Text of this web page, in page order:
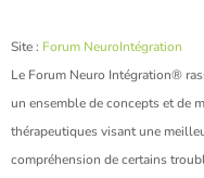
Site : Forum NeuroIntégration
Le Forum Neuro Intégration®
un ensemble de concepts et de
thérapeutiques visant une
compréhension de certains